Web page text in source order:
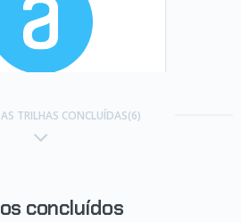
Pentaho
TRILHAS CONCLUÍDAS(6)
concluídos